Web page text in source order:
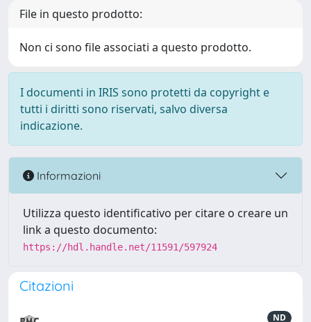
File in questo prodotto:
Non ci sono file associati a questo prodotto.
I documenti in IRIS sono protetti da copyright e
tutti i diritti sono riservati, salvo diversa
indicazione.
Informazioni
Utilizza questo identificativo per citare o creare un
link a questo documento:
https://hdl.handle.net/11591/597924
Citazioni
ND